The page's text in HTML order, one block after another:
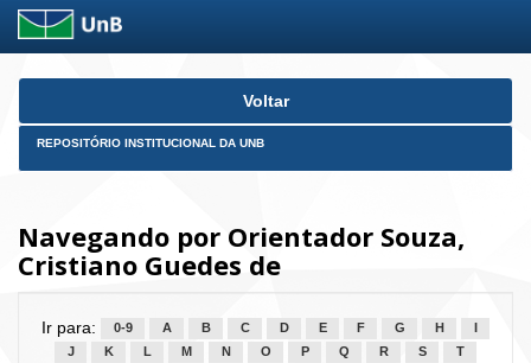
Skip
Voltar
REPOSITÓRIO INSTITUCIONAL DA UNB
Navegando por Orientador Souza,
Cristiano Guedes de
Ir para: 0-9 A B C D E F G H
J
K L M N O P Q R S
T